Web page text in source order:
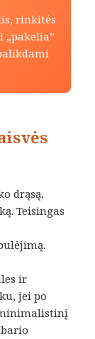
rinkitės
drąsą,
Teisingas
ir
jei po